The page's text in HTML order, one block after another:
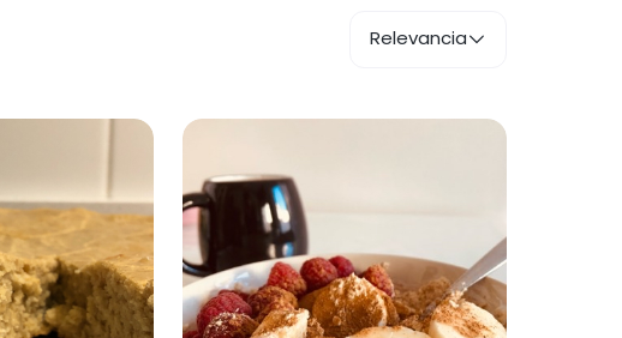
Relevancia